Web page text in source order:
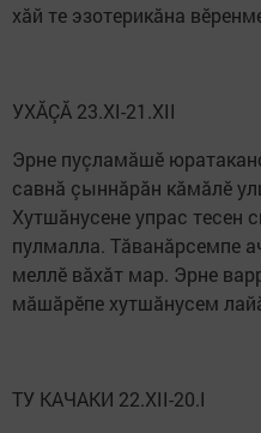
хăй те эзотерикăна
УХĂÇĂ 23.XI-21.XII
Эрне пуçламăшӗ
савнă çыннăрăн кăмăлӗ
Хутшăнусене упрас тесен
пулмалла. Тăванăрсемпе
меллӗ вăхăт мар. Эрне
мăшăрӗпе хутшăнусем
ТУ КАЧАКИ 22.XII-20.I